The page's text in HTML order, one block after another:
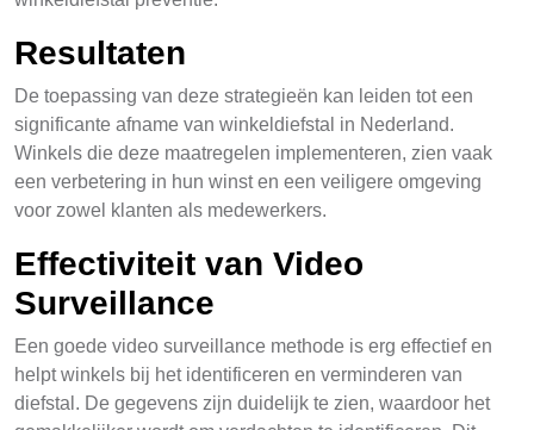
Resultaten
De toepassing van deze strategieën kan leiden tot een
significante afname van winkeldiefstal in Nederland.
Winkels die deze maatregelen implementeren, zien vaak
een verbetering in hun winst en een veiligere omgeving
voor zowel klanten als medewerkers.
Effectiviteit van Video
Surveillance
Een goede video surveillance methode is erg effectief en
helpt winkels bij het identificeren en verminderen van
diefstal. De gegevens zijn duidelijk te zien, waardoor het